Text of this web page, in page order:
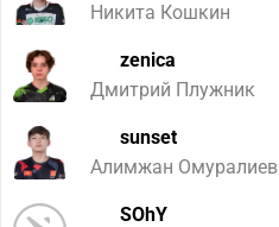
Никита Кошкин
zenica
Дмитрий Плужник
sunset
Алимжан Омуралиев
SOhY